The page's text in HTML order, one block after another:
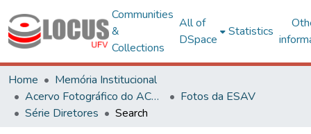
Communities
&
Collections
All of
DSpace
Statistics
Home
Memória Institucional
Acervo Fotográfico do ACH-UFV
Fotos da ESAV
Série Diretores
Search